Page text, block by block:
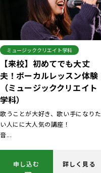
ミュージッククリエイト学科
【来校】初めてでも大丈
夫！ボーカルレッスン体験
（ミュージッククリエイト
学科）
歌うことが大好き、歌い手になりた
い人にに大人気の講座！
音...
申し込む 詳しく見る